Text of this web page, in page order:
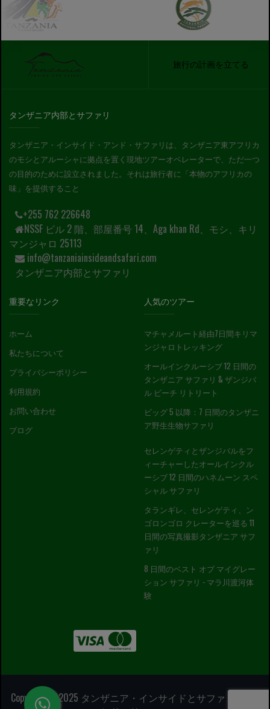
旅行の計画を立てる
タンザニア内部とサファリ
タンザニア・インサイド・アンド・サファリは、タンザニア東アフリカ
のモシとアルーシャに拠点を置く現地ツアーオペレーターで、ただ一つ
の目的のために設立されました。それは旅行者に「本物のアフリカの
味」を提供すること
+255 762 226648
NSSF ビル 2 階、部屋番号 14、Aga khan Rd、モシ、キリ
マンジャロ 25113
info@tanzaniainsideandsafari.com
タンザニア内部とサファリ
重要なリンク
ホーム
私たちについて
プライバシーポリシー
利用規約
お問い合わせ
ブログ
人気のツアー
マチャメルート経由7日間キリマ
ンジャロトレッキング
オールインクルーシブ 12 日間の
タンザニア サファリ & ザンジバ
ル ビーチ リトリート
ビッグ 5 以降：7 日間のタンザニ
ア野生生物サファリ
セレンゲティとザンジバルをフ
ィーチャーしたオールインクル
ーシブ 12 日間のハネムーン スペ
シャル サファリ
タランギレ、セレンゲティ、ン
ゴロンゴロ クレーターを巡る 11
日間の写真撮影タンザニア サフ
ァリ
8 日間のベスト オブ マイグレー
ション サファリ - マラ川渡河体
験
Copyright ©2025 タンザニア・インサイドとサファリ |無断